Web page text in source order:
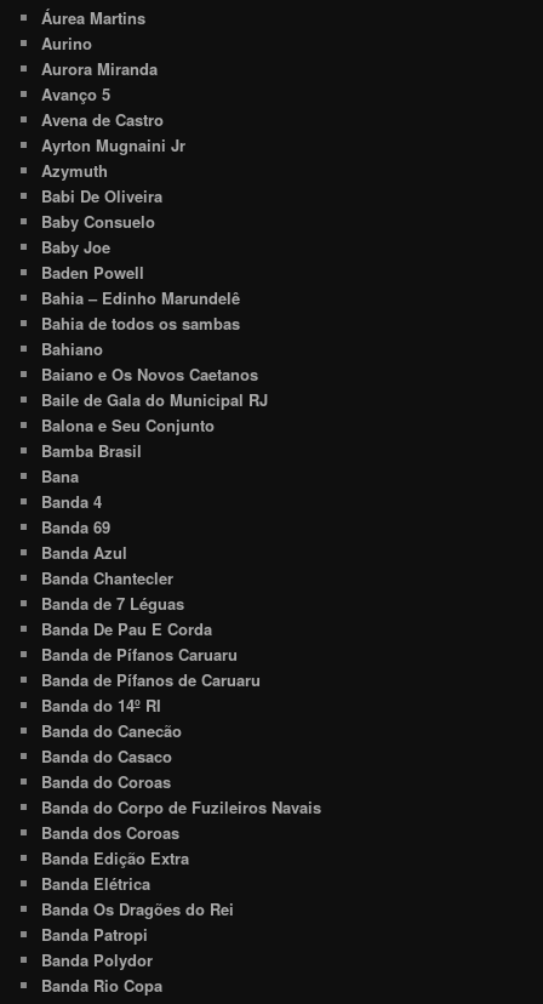
Áurea Martins
Aurino
Aurora Miranda
Avanço 5
Avena de Castro
Ayrton Mugnaini Jr
Azymuth
Babi De Oliveira
Baby Consuelo
Baby Joe
Baden Powell
Bahia – Edinho Marundelê
Bahia de todos os sambas
Bahiano
Baiano e Os Novos Caetanos
Baile de Gala do Municipal RJ
Balona e Seu Conjunto
Bamba Brasil
Bana
Banda 4
Banda 69
Banda Azul
Banda Chantecler
Banda de 7 Léguas
Banda De Pau E Corda
Banda de Pífanos Caruaru
Banda de Pífanos de Caruaru
Banda do 14º RI
Banda do Canecão
Banda do Casaco
Banda do Coroas
Banda do Corpo de Fuzileiros Navais
Banda dos Coroas
Banda Edição Extra
Banda Elétrica
Banda Os Dragões do Rei
Banda Patropi
Banda Polydor
Banda Rio Copa